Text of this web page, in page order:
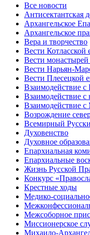
Все новости
Антисектантская
Архангельское
Архангельское
Вера и творчество
Вести Котласской
Вести
Вести Нарьян-
Вести Плесецкой
Взаимодействие
Взаимодействие с
Взаимодействие
Возрождение
Всемирный
Духовенство
Духовное
Епархиальная
Епархиальные
Жизнь Русской
Конкурс
Крестные ходы
Медико-
Межсоборное
Миссионерское
Михаило-